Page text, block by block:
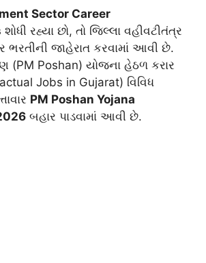
Sector Career
શોધી રહ્યા છો, તો જિલ્લા વહીવટીતંત્ર
ભરતીની જાહેરાત કરવામાં આવી છે.
(PM Poshan) યોજના હેઠળ કરાર
Jobs in Gujarat) વિવિધ
PM Poshan Yojana
બહાર પાડવામાં આવી છે.